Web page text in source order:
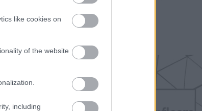
like cookies on
of the website
including